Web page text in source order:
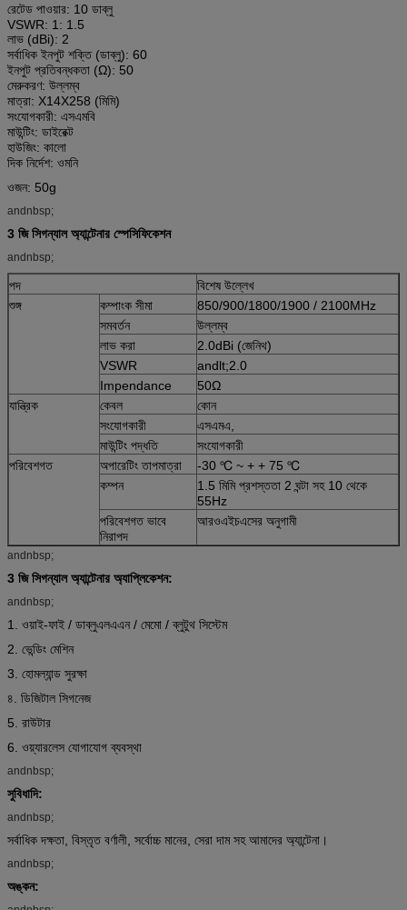
রেটেড পাওয়ার: 10 ডাব্লু
VSWR: 1: 1.5
লাভ (dBi): 2
সর্বাধিক ইনপুট শক্তি (ডাব্লু): 60
ইনপুট প্রতিবন্ধকতা (Ω): 50
মেরুকরণ: উল্লম্ব
মাত্রা: X14X258 (মিমি)
সংযোগকারী: এসএমবি
মাউন্টিং: ডাইরেক্ট
হাউজিং: কালো
দিক নির্দেশ: ওমনি
ওজন: 50g
andnbsp;
3 জি সিগন্যাল অ্যান্টেনার স্পেসিফিকেশন
andnbsp;
পদ
বিশেষ উল্লেখ
শুঙ্গ
কম্পাংক সীমা
850/900/1800/1900 / 2100MHz
সমবর্তন
উল্লম্ব
লাভ করা
2.0dBi (জেনিথ)
VSWR
andlt;2.0
Impendance
50Ω
যান্ত্রিক
কেবল
কোন
সংযোগকারী
এসএমএ,
মাউন্টিং পদ্ধতি
সংযোগকারী
পরিবেশগত
অপারেটিং তাপমাত্রা
-30 ℃ ~ + + 75 ℃
কম্পন
1.5 মিমি প্রশস্ততা 2 ঘন্টা সহ 10 থেকে
55Hz
পরিবেশগত ভাবে
নিরাপদ
আরওএইচএসের অনুগামী
andnbsp;
3 জি সিগন্যাল অ্যান্টেনার অ্যাপ্লিকেশন:
andnbsp;
1. ওয়াই-ফাই / ডাব্লুএলএএন / মেমো / ব্লুটুথ সিস্টেম
2. ভেন্ডিং মেশিন
3. হোমল্যান্ড সুরক্ষা
৪. ডিজিটাল সিগনেজ
5. রাউটার
6. ওয়্যারলেস যোগাযোগ ব্যবস্থা
andnbsp;
সুবিধাদি:
andnbsp;
সর্বাধিক দক্ষতা, বিস্তৃত বর্ণালী, সর্বোচ্চ মানের, সেরা দাম সহ আমাদের অ্যান্টেনা।
andnbsp;
অঙ্কন: